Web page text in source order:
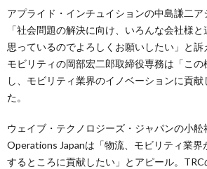
アプライド・インチュイションの中島謙二
「社会問題の解決に向け、いろんな会社様
思っているのでよろしくお願いしたい」と
モビリティの岡部宏二郎取締役専務は「この
し、モビリティ業界のイノベーションに貢
た。
ウェイブ・テクノロジーズ・ジャパンの小舩
Operations Japanは「物流、モビリティ業界
するところに貢献したい」とアピール。